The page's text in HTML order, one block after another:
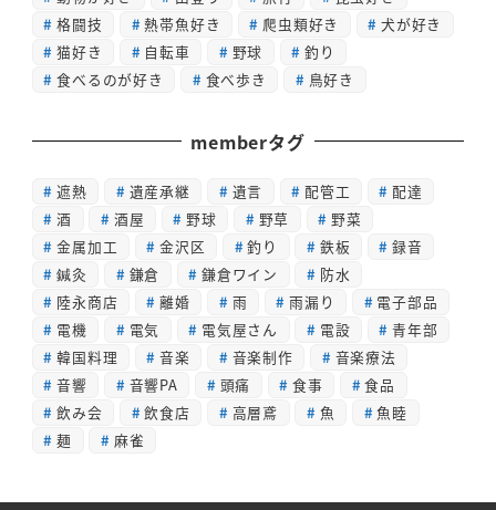
格闘技
熱帯魚好き 爬虫類好き
犬が好き
猫好き
自転車 野球
釣り
食べるのが好き
食べ歩き 鳥好き
memberタグ
遮熱 遺産承継 遺言 配管工
配達
酒
酒屋 野球 野草
野菜
金属加工
金沢区 釣り 鉄板
録音
鍼灸
鎌倉 鎌倉ワイン
防水
陸永商店
離婚 雨 雨漏り
電子部品
電機
電気 電気屋さん 電設
青年部
韓国料理
音楽 音楽制作
音楽療法
音響
音響PA 頭痛 食事
食品
飲み会
飲食店 高層鳶 魚
魚睦
麺
麻雀